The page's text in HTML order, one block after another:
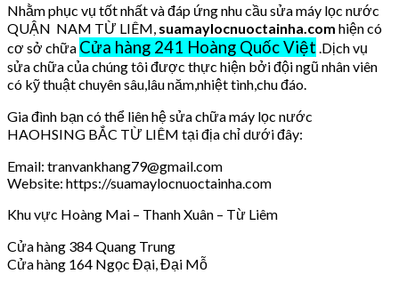
Nhằm phục vụ tốt nhất và đáp ứng nhu cầu sửa máy lọc nước
QUẬN NAM TỪ LIÊM, suamaylocnuoctainha.com hiện có
cơ sở chữa Cửa hàng 241 Hoàng Quốc Việt .Dịch vụ
sửa chữa của chúng tôi được thực hiện bởi đội ngũ nhân viên
có kỹ thuật chuyên sâu,lâu năm,nhiệt tình,chu đáo.
Gia đình bạn có thể liên hệ sửa chữa máy lọc nước
HAOHSING BẮC TỪ LIÊM tại địa chỉ dưới đây:
Email: tranvankhang79@gmail.com
Website: https://suamaylocnuoctainha.com
Khu vực Hoàng Mai – Thanh Xuân – Từ Liêm
Cửa hàng 384 Quang Trung
Cửa hàng 164 Ngọc Đại, Đại Mỗ